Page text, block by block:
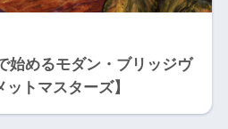
始めるモダン・ブリッジヴ
トマスターズ】